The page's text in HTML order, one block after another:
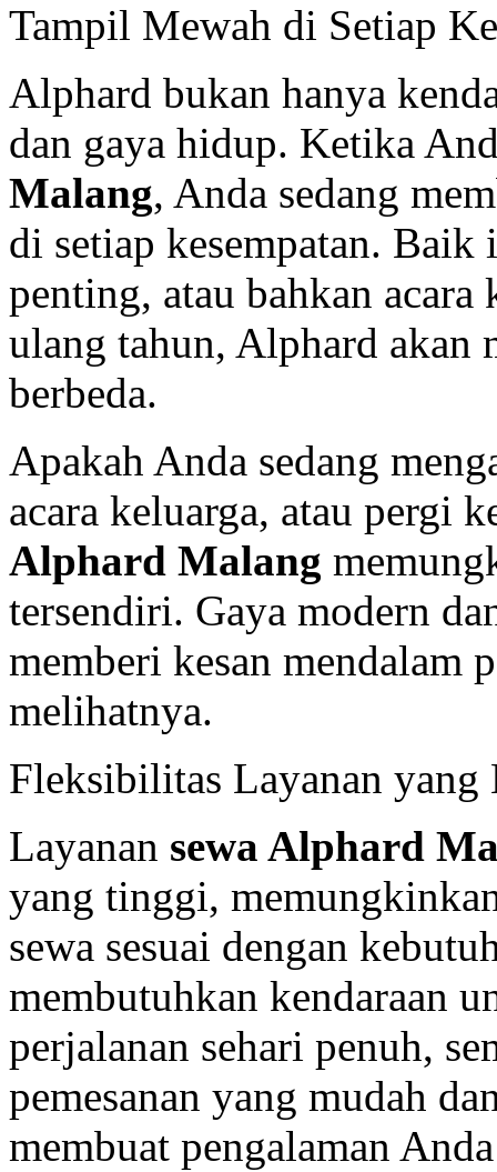
Tampil Mewah di Setiap
Alphard bukan hanya
dan gaya hidup. Ketika
Malang, Anda sedang
di setiap kesempatan.
penting, atau bahkan acara
ulang tahun, Alphard akan
berbeda.
Apakah Anda sedang
acara keluarga, atau pergi
Alphard Malang
tersendiri. Gaya modern
memberi kesan mendalam
melihatnya.
Fleksibilitas Layanan yang
Layanan sewa Alphard
yang tinggi,
sewa sesuai dengan
membutuhkan kendaraan
perjalanan sehari penuh,
pemesanan yang mudah
membuat pengalaman